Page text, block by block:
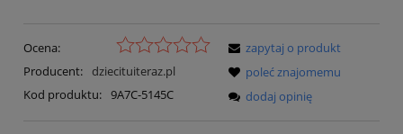
Ocena:
Producent: dziecituiteraz.pl
Kod produktu: 9A7C-5145C
zapytaj o produkt
poleć znajomemu
dodaj opinię